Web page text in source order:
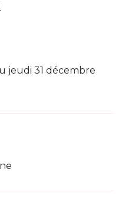
jeudi 31 décembre